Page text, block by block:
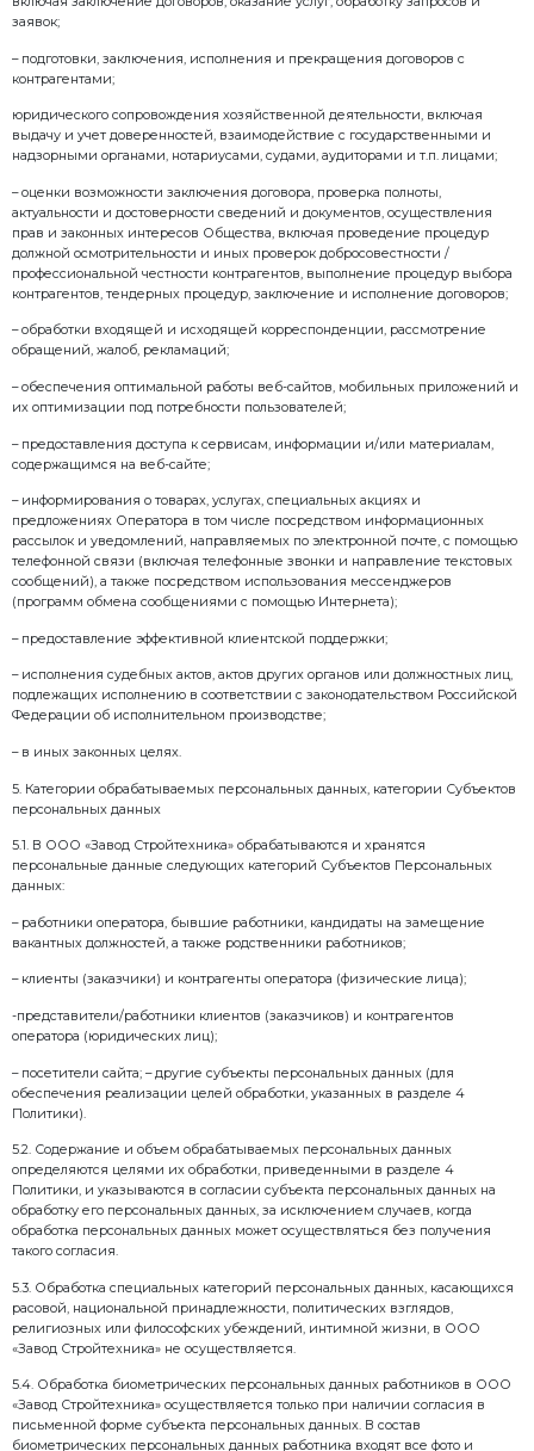
информации определить принадлежность
Информационная система персональных данных —
содержащихся в базах данных персональных
их обработку информационных технологий и
Носитель Персональных данных – материальный
магнитный), в том числе физическое поле, в
данные находят свое отражение в виде символов,
технических решений и процессов,
физических величин.
Ответственный за организацию обработки
осуществляющее внутренний контроль за
Работниками законодательства РФ о персональных
требований к защите Персональных данных.
Ответственный за обеспечение безопасности
лицо, ответственное за обеспечение
за реализацию и непрерывность соблюдения
и осуществляющих поддержку функционирования
информации, применяемых в информационной
данных Общества.
Конфиденциальность Персональных данных –
выполнения лицом, получившим доступ к
требование не раскрывать третьим лицам и не
Персональные данные без согласия их обладателя
4. Принципы и цели обработки персональных
Стройтехника»
4.1. Обработка персональных данных в ООО «Завод
осуществляется с учетом необходимости
свобод субъектов персональных данных, в том
неприкосновенность частной жизни, личную и
следующих принципов:
– обработка персональных данных
Стройтехника» на законной и справедливой
– обработка персональных данных
конкретных, заранее определенных и законных
– не допускается избыточность обрабатываемых
отношению к заявленным целям их обработки;
– не допускается объединение баз данных,
данные, обработка которых осуществляется в
между собой;